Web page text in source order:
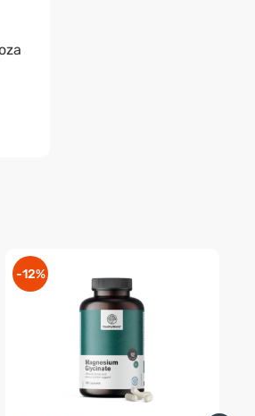
-12%